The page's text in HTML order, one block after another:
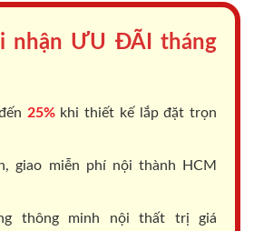
nhận ƯU ĐÃI tháng
25%khi thiết kế lắp đặt trọn
giao miễn phí nội thành HCM
thông minh nội thất trị giá